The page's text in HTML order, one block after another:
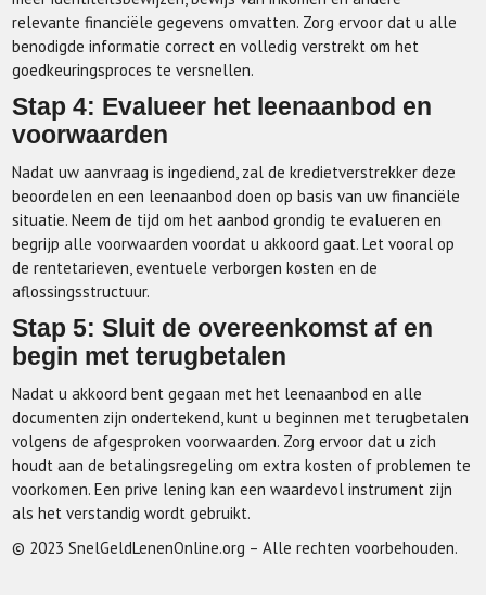
relevante financiële gegevens omvatten. Zorg ervoor dat u alle
benodigde informatie correct en volledig verstrekt om het
goedkeuringsproces te versnellen.
Stap 4: Evalueer het leenaanbod en
voorwaarden
Nadat uw aanvraag is ingediend, zal de kredietverstrekker deze
beoordelen en een leenaanbod doen op basis van uw financiële
situatie. Neem de tijd om het aanbod grondig te evalueren en
begrijp alle voorwaarden voordat u akkoord gaat. Let vooral op
de rentetarieven, eventuele verborgen kosten en de
aflossingsstructuur.
Stap 5: Sluit de overeenkomst af en
begin met terugbetalen
Nadat u akkoord bent gegaan met het leenaanbod en alle
documenten zijn ondertekend, kunt u beginnen met terugbetalen
volgens de afgesproken voorwaarden. Zorg ervoor dat u zich
houdt aan de betalingsregeling om extra kosten of problemen te
voorkomen. Een prive lening kan een waardevol instrument zijn
als het verstandig wordt gebruikt.
© 2023 SnelGeldLenenOnline.org – Alle rechten voorbehouden.